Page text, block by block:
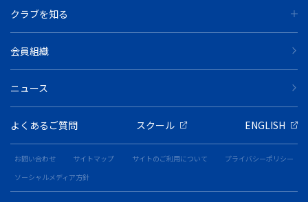
クラブを知る
会員組織
ニュース
よくあるご質問 スクール ENGLISH
お問い合わせ サイトマップ サイトのご利用について
プライバシーポリシー
ソーシャルメディア方針